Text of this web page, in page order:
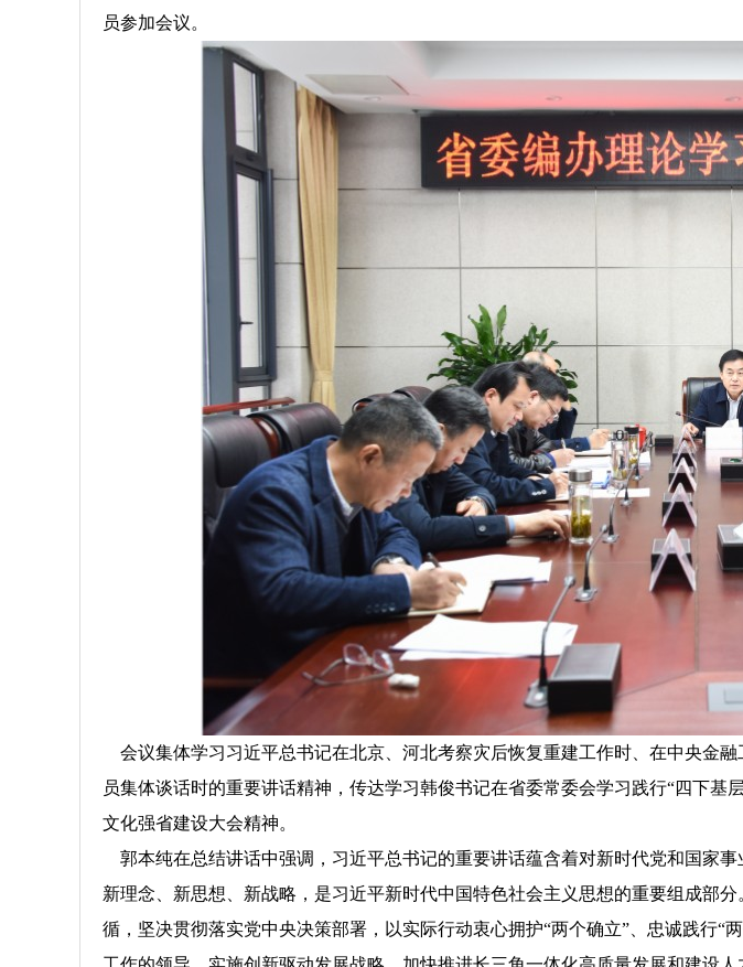
员参加会议。
会议集体学习习近平总书记在北京、河北考察灾后恢复重建工作时、在中央金
员集体谈话时的重要讲话精神，传达学习韩俊书记在省委常委会学习践行“四下
文化强省建设大会精神。
郭本纯在总结讲话中强调，习近平总书记的重要讲话蕴含着对新时代党和国家
新理念、新思想、新战略，是习近平新时代中国特色社会主义思想的重要组成部
循，坚决贯彻落实党中央决策部署，以实际行动衷心拥护“两个确立”、忠诚践行